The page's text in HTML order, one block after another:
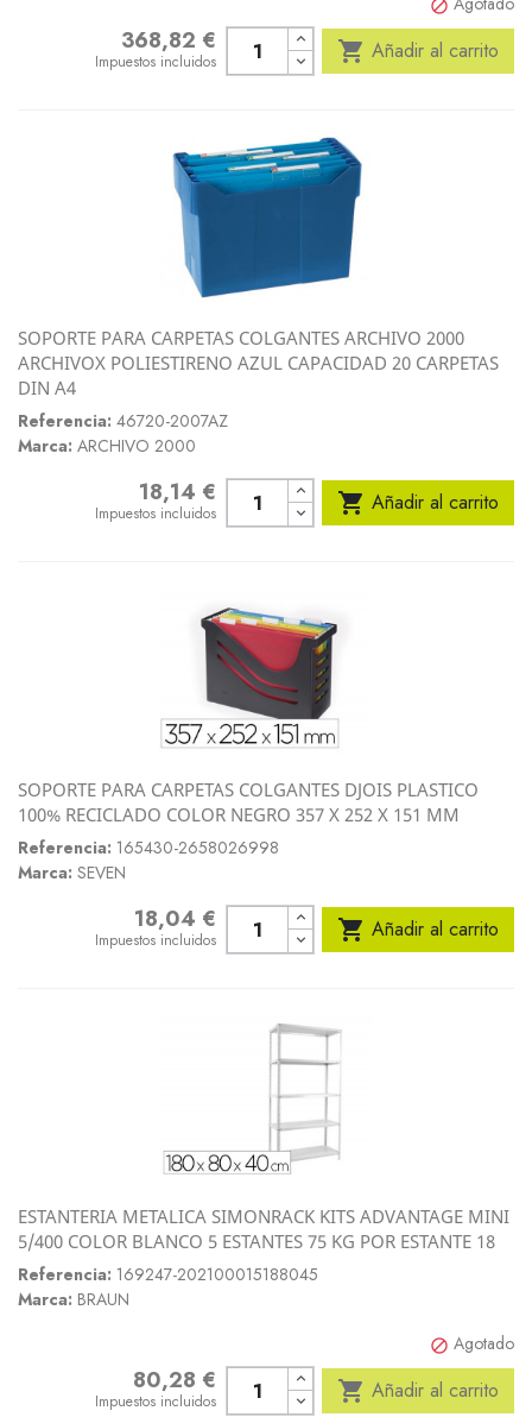

Precio368,82 €
Impuestos incluidos  Añadir al carrito
SOPORTE PARA CARPETAS COLGANTES ARCHIVO 2000
ARCHIVOX POLIESTIRENO AZUL CAPACIDAD 20 CARPETAS
DIN A4
Referencia: 46720-2007AZ
Marca: ARCHIVO 2000
18,14 €
Impuestos incluidos  Añadir al carrito
SOPORTE PARA CARPETAS COLGANTES DJOIS PLASTICO
100% RECICLADO COLOR NEGRO 357 X 252 X 151 MM
Referencia: 165430-2658026998
Marca: SEVEN
Precio18,04 €
Impuestos incluidos  Añadir al carrito
ESTANTERIA METALICA SIMONRACK KITS ADVANTAGE MINI
5/400 COLOR BLANCO 5 ESTANTES 75 KG POR ESTANTE 18
Referencia: 169247-202100015188045
Marca: BRAUN
 Agotado
Precio80,28 €
Impuestos incluidos  Añadir al carrito